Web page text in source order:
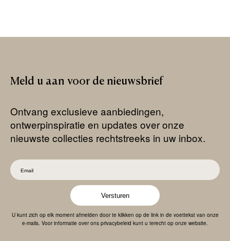
Meld u aan voor de nieuwsbrief
Ontvang exclusieve aanbiedingen,
ontwerpinspiratie en updates over onze
nieuwste collecties rechtstreeks in uw inbox.
Versturen
U kunt zich op elk moment afmelden door te klikken op de link in de voettekst van onze
e-mails. Voor informatie over ons privacybeleid kunt u terecht op onze website.